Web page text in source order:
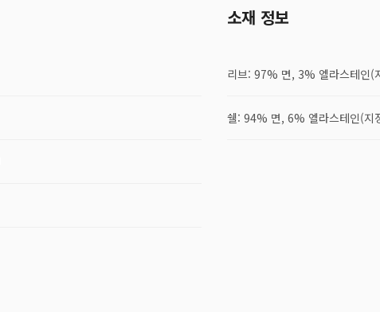
소재 정보
리브: 97% 면, 3% 엘라스테인(
쉘: 94% 면, 6% 엘라스테인(지